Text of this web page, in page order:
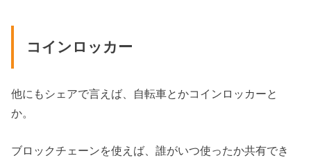
コインロッカー
他にもシェアで言えば、自転車とかコインロッカーと
か。
ブロックチェーンを使えば、誰がいつ使ったか共有でき